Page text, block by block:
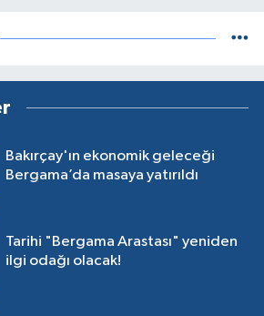
Bakırçay'ın ekonomik geleceği
Bergama’da masaya yatırıldı
Tarihi "Bergama Arastası" yeniden
ilgi odağı olacak!